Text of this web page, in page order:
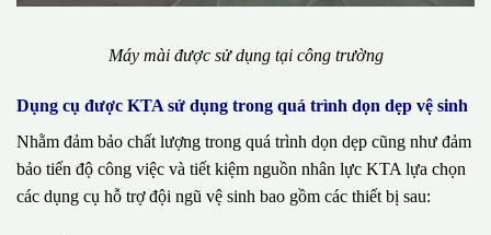
Máy mài được sử dụng tại công trường
Dụng cụ được KTA sử dụng trong quá trình dọn dẹp vệ sinh
Nhằm đảm bảo chất lượng trong quá trình dọn dẹp cũng như đảm
bảo tiến độ công việc và tiết kiệm nguồn nhân lực KTA lựa chọn
các dụng cụ hỗ trợ đội ngũ vệ sinh bao gồm các thiết bị sau: